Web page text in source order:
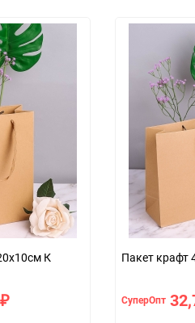
Сухое, проветриваемое помещение
1
К
₽
Пакет крафт
СуперОпт